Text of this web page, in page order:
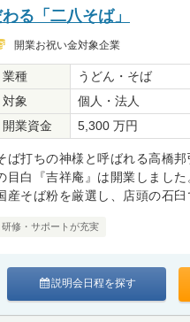
る「二八そば」
開業お祝い金対象企業
業種
うどん・そば
対象
個人・法人
開業資金
5,300 万円
ば打ちの神様と呼ばれる高橋
目白『吉祥庵』は開業しまし
産そば粉を厳選し、店頭の石臼
研修・サポートが充実
説明会日程を探す